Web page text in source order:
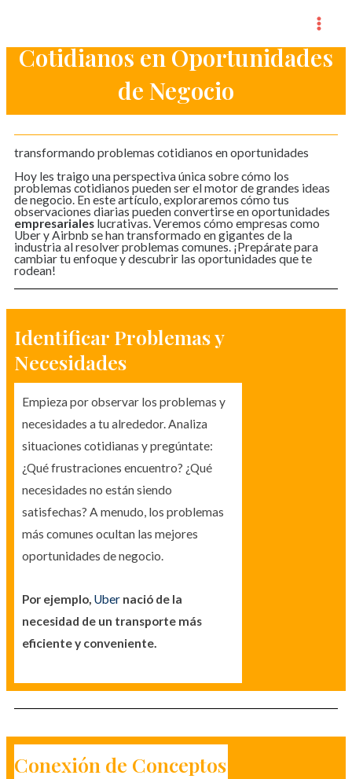
content
Main
Transformando Problemas
Cotidianos en Oportunidades
de Negocio
transformando problemas cotidianos en oportunidades
Hoy les traigo una perspectiva única sobre cómo los
problemas cotidianos pueden ser el motor de grandes ideas
de negocio. En este artículo, exploraremos cómo tus
observaciones diarias pueden convertirse en oportunidades
empresariales lucrativas. Veremos cómo empresas como
Uber y Airbnb se han transformado en gigantes de la
industria al resolver problemas comunes. ¡Prepárate para
cambiar tu enfoque y descubrir las oportunidades que te
rodean!
Identificar Problemas y
Necesidades
Empieza por observar los problemas y
necesidades a tu alrededor. Analiza
situaciones cotidianas y pregúntate:
¿Qué frustraciones encuentro? ¿Qué
necesidades no están siendo
satisfechas? A menudo, los problemas
más comunes ocultan las mejores
oportunidades de negocio.
Por ejemplo, Uber nació de la
necesidad de un transporte más
eficiente y conveniente.
Conexión de Conceptos